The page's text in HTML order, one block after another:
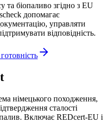
та біопаливо згідно з EU
допомагає
управляти
відповідність.
німецького походження,
сталості
палив. Включає REDcert-EU і